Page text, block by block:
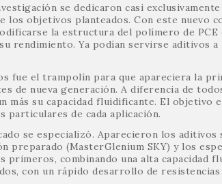
se dedicaron casi
los objetivos planteados. Con este nuevo
la estructura del polímero de
rendimiento. Ya podían servirse aditivos
fue el trampolín para que apareciera la
de nueva generación. A diferencia de
más su capacidad fluidificante. El
particulares de cada aplicación.
se especializó. Aparecieron los
preparado (MasterGlenium SKY) y los
primeros, combinando una alta capacidad
con un rápido desarrollo de resistencias